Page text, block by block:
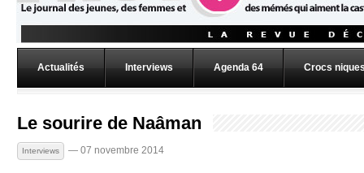
Actualités Interviews Agenda 64 Crocs
Le sourire de Naâman
Interviews — 07 novembre 2014